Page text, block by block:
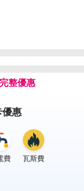
整優惠
優惠
費 瓦斯費